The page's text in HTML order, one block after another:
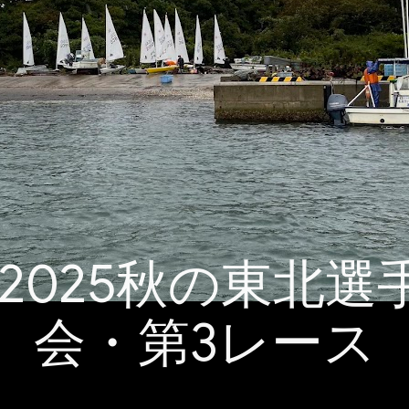
秋の東北選
会・第3レース